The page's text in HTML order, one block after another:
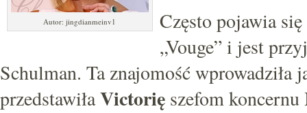
Autor: jingdianmeinv1
Często pojawia
„Vouge” i jest
Schulman. Ta znajomość
przedstawiłaVictorię szefom koncernu